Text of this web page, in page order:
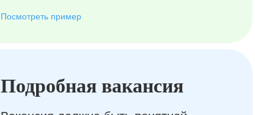
Посмотреть пример
Подробная вакансия